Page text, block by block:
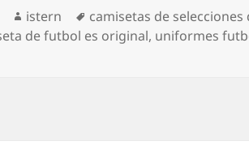
Autor
istern Etiquetas
camisetas de
de futbol es original, uniformes